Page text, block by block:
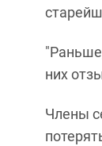
них
Члены